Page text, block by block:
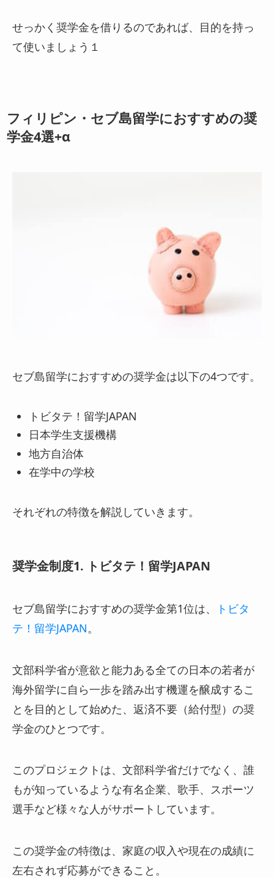
せっかく奨学金を借りるのであれば、目的を持っ
て使いましょう１
フィリピン・セブ島留学におすすめの奨
学金4選+α
セブ島留学におすすめの奨学金は以下の4つです。
トビタテ！留学JAPAN
日本学生支援機構
地方自治体
在学中の学校
それぞれの特徴を解説していきます。
奨学金制度1. トビタテ！留学JAPAN
セブ島留学におすすめの奨学金第1位は、
トビタ
テ！留学JAPAN。
文部科学省が意欲と能力ある全ての日本の若者が
海外留学に自ら一歩を踏み出す機運を醸成するこ
とを目的として始めた、返済不要（給付型）の奨
学金のひとつです。
このプロジェクトは、文部科学省だけでなく、誰
もが知っているような有名企業、歌手、スポーツ
選手など様々な人がサポートしています。
この奨学金の特徴は、家庭の収入や現在の成績に
左右されず応募ができること。